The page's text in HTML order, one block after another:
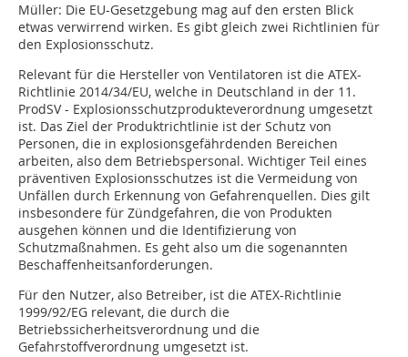
Müller: Die EU-Gesetzgebung mag auf den ersten Blick
etwas verwirrend wirken. Es gibt gleich zwei Richtlinien für
den Explosionsschutz.
Relevant für die Hersteller von Ventilatoren ist die ATEX-
Richtlinie 2014/34/EU, welche in Deutschland in der 11.
ProdSV - Explosionsschutzprodukteverordnung umgesetzt
ist. Das Ziel der Produktrichtlinie ist der Schutz von
Personen, die in explosionsgefährdenden Bereichen
arbeiten, also dem Betriebspersonal. Wichtiger Teil eines
präventiven Explosionsschutzes ist die Vermeidung von
Unfällen durch Erkennung von Gefahrenquellen. Dies gilt
insbesondere für Zündgefahren, die von Produkten
ausgehen können und die Identifizierung von
Schutzmaßnahmen. Es geht also um die sogenannten
Beschaffenheitsanforderungen.
Für den Nutzer, also Betreiber, ist die ATEX-Richtlinie
1999/92/EG relevant, die durch die
Betriebssicherheitsverordnung und die
Gefahrstoffverordnung umgesetzt ist.